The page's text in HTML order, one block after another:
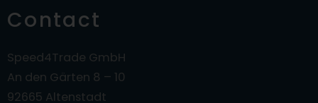
Contact
Speed4Trade GmbH
An den Gärten 8 – 10
92665 Altenstadt